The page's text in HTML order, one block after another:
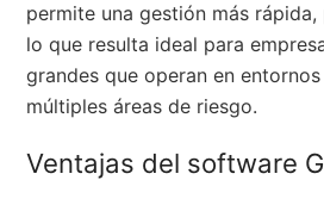
permite una gestión más
lo que resulta ideal para
grandes que operan en
múltiples áreas de riesgo.
Ventajas del software